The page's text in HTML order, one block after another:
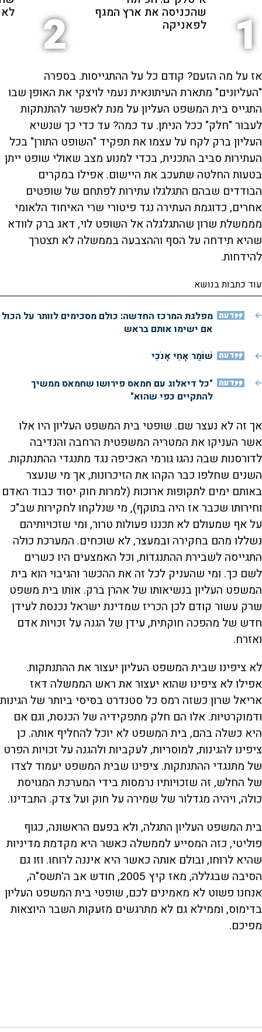
1 שהכניסה את ארץ המגף
לפאניקה 2
אז על מה הזעם? קודם כל על ההתגייסות. בספרה
"העליונים" מתארת העיתונאית נעמי לויצקי את האופן שבו
התגייס בית המשפט העליון על מנת לאפשר להתנתקות
לעבור "חלק" ככל הניתן. עד כמה? עד כדי כך שנשיא
העליון ברק לקח על עצמו את תפקיד "השופט התורן" בכל
העתירות סביב התכנית, בכדי למנוע מצב שאולי שופט ייתן
בטעות החלטה שתעכב את היישום. אפילו במקרים
הבודדים שבהם התגלגלו עתירות לפתחם של שופטים
אחרים, כדוגמת העתירה נגד פיטורי שרי האיחוד הלאומי
מממשלת שרון שהתגלגלה אל השופט לוי, דאג ברק לוודא
שהיא תידחה על הסף וההצבעה בממשלה לא תצטרך
להידחות.
עוד כתבות בנושא
דעה מפלגת המרכז החדשה: כולם מסכימים לוותר על הכול
אם ישימו אותם בראש
דעה שׁוֹמֵר אָחִי אָנֹכִי
דעה "כל דיאלוג עם חמאס פירושו שחמאס ממשיך
להתקיים כפי שהוא"
אך זה לא נעצר שם. שופטי בית המשפט העליון היו אלו
אשר העניקו את המטריה המשפטית הרחבה והנדיבה
לדורסנות שבה נהגו גורמי האכיפה נגד מתנגדי ההתנתקות.
השנים שחלפו כבר הקהו את הזיכרונות, אך מי שנעצר
באותם ימים לתקופות ארוכות (למרות חוק יסוד כבוד האדם
וחירותו שכבר אז היה בתוקף), מי שנלקחו לחקירות שב"כ
על אף שמעולם לא תכננו פעולות טרור, ומי שזכויותיהם
נשללו מהם בחקירה ובמעצר, לא שוכחים. המערכת כולה
התגייסה לשבירת ההתנגדות, וכל האמצעים היו כשרים
לשם כך. ומי שהעניק לכל זה את ההכשר והגיבוי הוא בית
המשפט העליון בנשיאותו של אהרן ברק. אותו בית משפט
שרק עשור קודם לכן הכריז שמדינת ישראל נכנסת לעידן
חדש של מהפכה חוקתית, עידן של הגנה על זכויות אדם
ואזרח.
לא ציפינו שבית המשפט העליון יעצור את ההתנתקות.
אפילו לא ציפינו שהוא יעצור את ראש הממשלה דאז
אריאל שרון כשזה רמס כל סטנדרט בסיסי ביותר של הגינות
ודמוקרטיות. אלו הם חלק מתפקידיה של הכנסת, וגם אם
היא כשלה בהם, בית המשפט לא יוכל להחליף אותה. כן
ציפינו להגינות, למוסריות, לעקביות ולהגנה על זכויות הפרט
של מתנגדי ההתנתקות. ציפינו שבית המשפט יעמוד לצדו
של החלש, זה שזכויותיו נרמסות בידי המערכת המגויסת
כולה, ויהיה מגדלור של שמירה על חוק ועל צדק. התבדינו.
בית המשפט העליון התגלה, ולא בפעם הראשונה, כגוף
פוליטי, כזה המסייע לממשלה כאשר היא מקדמת מדיניות
שהיא לרוחו, ובולם אותה כאשר היא איננה לרוחו. וזו גם
הסיבה שבגללה, מאז קיץ 2005, חודש אב ה'תשס"ה,
אנחנו פשוט לא מאמינים לכם, שופטי בית המשפט העליון
בדימוס, וממילא גם לא מתרגשים מזעקות השבר היוצאות
מפיכם.